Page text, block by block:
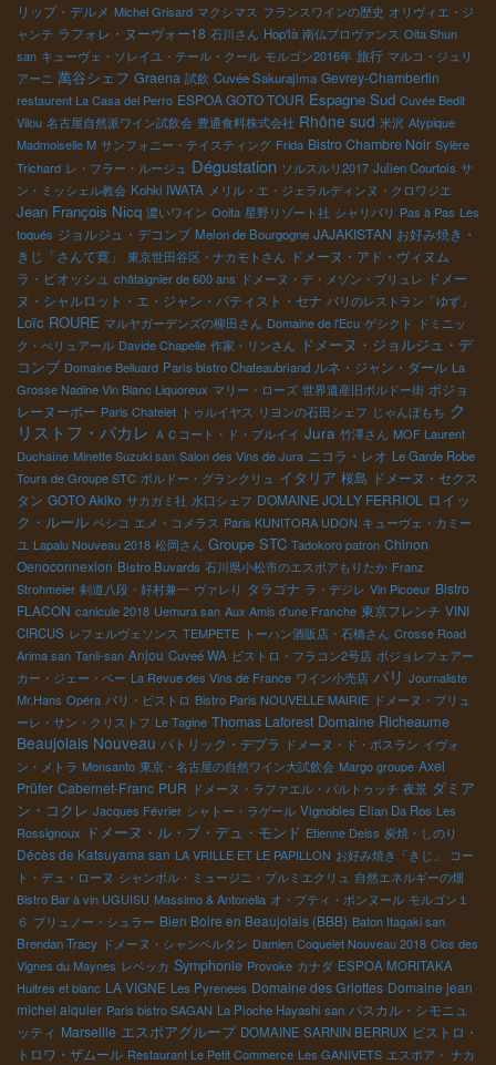
リップ・デルメ Michel Grisard マクシマス フランスワインの歴史 オリヴィエ・ジ
ャンテ ラフォレ・ヌーヴォー18 石川さん Hop'là 南仏プロヴァンス Oita Shun
san キューヴェ・ソレイユ・テール・クール モルゴン2016年 旅行 マルコ・ジュリ
アーニ 萬谷シェフ Graena 試飲 Cuvée Sakurajima Gevrey-Chambertin
restaurent La Casa del Perro ESPOA GOTO TOUR Espagne Sud Cuvée Bedit
Vilou 名古屋自然派ワイン試飲会 豊通食料株式会社 Rhône sud 米沢 Atypique
Madmoiselle M サンフォニー・テイスティング Frida Bistro Chambre Noir Sylère
Trichard レ・フラー・ルージュ Dégustation ソルスルリ2017 Julien Courtois サ
ン・ミッシェル教会 Kohki IWATA メリル・エ・ジェラルディンヌ・クロワジエ
Jean François Nicq 濃いワイン Ooita 星野リゾート社 シャリバリ Pas à Pas Les
toqués ジョルジュ・デコンブ Melon de Bourgogne JAJAKISTAN お好み焼き・
きじ「さんて寛」
東京世田谷区・ナカモトさん ドメーヌ・アド・ヴィヌム
ラ・ピオッシュ châtaignier de 600 ans ドメーヌ・デ・メゾン・ブリュレ ドメー
ヌ・シャルロット・エ・ジャン・バティスト・セナ パリのレストラン「ゆず」
Loïc ROURE マルヤガーデンズの柳田さん Domaine de l'Ecu ゲシクト
ドミニッ
ク・べリュアール Davide Chapelle 作家・リンさん ドメーヌ・ジョルジュ・デ
コンブ Domaine Belluard Paris bistro Chateaubriand ルネ・ジャン・ダール La
Grosse Nadine Vin Blanc Liquoreux マリー・ローズ 世界遺産旧ボルドー街 ボジョ
レーヌーボー Paris Chatelet トゥルイヤス リヨンの石田シェフ じゃんぼもち ク
リストフ・パカレ ＡＣコート・ド・ブルイイ Jura 竹澤さん MOF Laurent
Duchaîne Minette Suzuki san Salon des Vins de Jura ニコラ・レオ Le Garde Robe
Tours de Groupe STC ボルドー・グランクリュ イタリア 桜島 ドメーヌ・セクス
タン GOTO Akiko サカガミ社 水口シェフ DOMAINE JOLLY FERRIOL
ロイッ
ク・ルール ペシコ エメ・コメラス Paris KUNITORA UDON キューヴェ・カミー
ユ Lapalu Nouveau 2018 松岡さん Groupe STC Tadokoro patron Chinon
Oenoconnexion Bistro Buvards 石川県小松市のエスポアもりたか Franz
Strohmeier 剣道八段・好村兼一 ヴァレり タラゴナ ラ・デジレ Vin Picoeur Bistro
FLACON canicule 2018 Uemura san Aux Amis d’une Franche 東京フレンチ VINI
CIRCUS レフェルヴェソンス TEMPETE トーハン酒販店・石橋さん Crosse Road
Arima san Tanii-san Anjou Cuveé WA ビストロ・フラコン2号店 ボジョレフェアー
カー・ジェー・ベー La Revue des Vins de France ワイン小売店 パリ Journaliste
Mr.Hans Opéra パリ・ビストロ Bistro Paris NOUVELLE MAIRIE ドメーヌ・プリュ
ーレ・サン・クリストフ Le Tagine Thomas Laforest Domaine Richeaume
Beaujolais Nouveau パトリック・デプラ ドメーヌ・ド・ボスラン イヴォ
ン・メトラ Monsanto 東京・名古屋の自然ワイン大試飲会 Margo groupe Axel
Prüfer Cabernet-Franc PUR ドメーヌ・ラファエル・バルトゥッチ 夜景 ダミア
ン・コクレ Jacques Février シャトー・ラゲール Vignobles Elian Da Ros Les
Rossignoux ドメーヌ・ル・ブ・デュ・モンド Etienne Deiss 炭焼・しのり
Décès de Katsuyama san LA VRILLE ET LE PAPILLON お好み焼き「きじ」
コー
ト・デュ・ローヌ シャンボル・ミュージニ・プルミエクリュ 自然エネルギーの畑
Bistro Bar à vin UGUISU Massimo & Antonella オ・プティ・ボンヌール モルゴン１
６ ブリュノー・シュラー Bien Boire en Beaujolais (BBB) Baton Itagaki san
Brendan Tracy ドメーヌ・シャンベルタン Damien Coquelet Nouveau 2018 Clos des
Vignes du Maynes レベッカ Symphonie Provoke カナダ ESPOA MORITAKA
Huitres et blanc LA VIGNE Les Pyrenees Domaine des Griottes Domaine jean
michel alquier Paris bistro SAGAN La Pioche Hayashi san パスカル・シモニュ
ッティ Marseille エスポアグループ DOMAINE SARNIN BERRUX ビストロ・
トロワ・ザムール Restaurant Le Petit Commerce Les GANIVETS エスポア・ ナカ